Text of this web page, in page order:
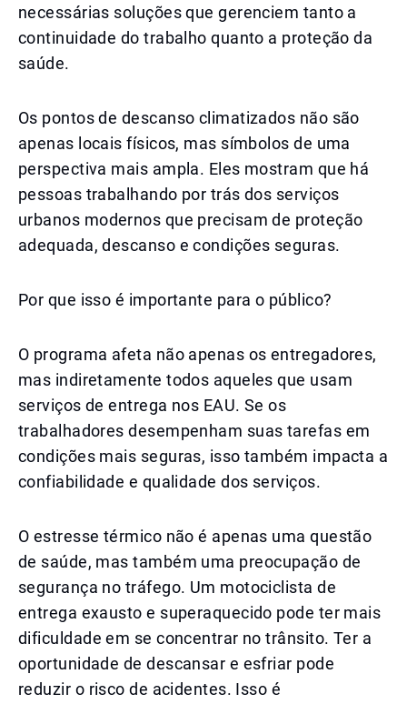
necessárias soluções que gerenciem tanto a
continuidade do trabalho quanto a proteção da
saúde.
Os pontos de descanso climatizados não são
apenas locais físicos, mas símbolos de uma
perspectiva mais ampla. Eles mostram que há
pessoas trabalhando por trás dos serviços
urbanos modernos que precisam de proteção
adequada, descanso e condições seguras.
Por que isso é importante para o público?
O programa afeta não apenas os entregadores,
mas indiretamente todos aqueles que usam
serviços de entrega nos EAU. Se os
trabalhadores desempenham suas tarefas em
condições mais seguras, isso também impacta a
confiabilidade e qualidade dos serviços.
O estresse térmico não é apenas uma questão
de saúde, mas também uma preocupação de
segurança no tráfego. Um motociclista de
entrega exausto e superaquecido pode ter mais
dificuldade em se concentrar no trânsito. Ter a
oportunidade de descansar e esfriar pode
reduzir o risco de acidentes. Isso é